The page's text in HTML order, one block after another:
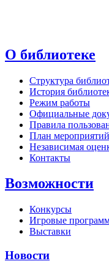
О библиотеке
Структура
История
Режим работы
Официальные
Правила
План
Независимая
Контакты
Возможности
Конкурсы
Игровые
Выставки
Новости